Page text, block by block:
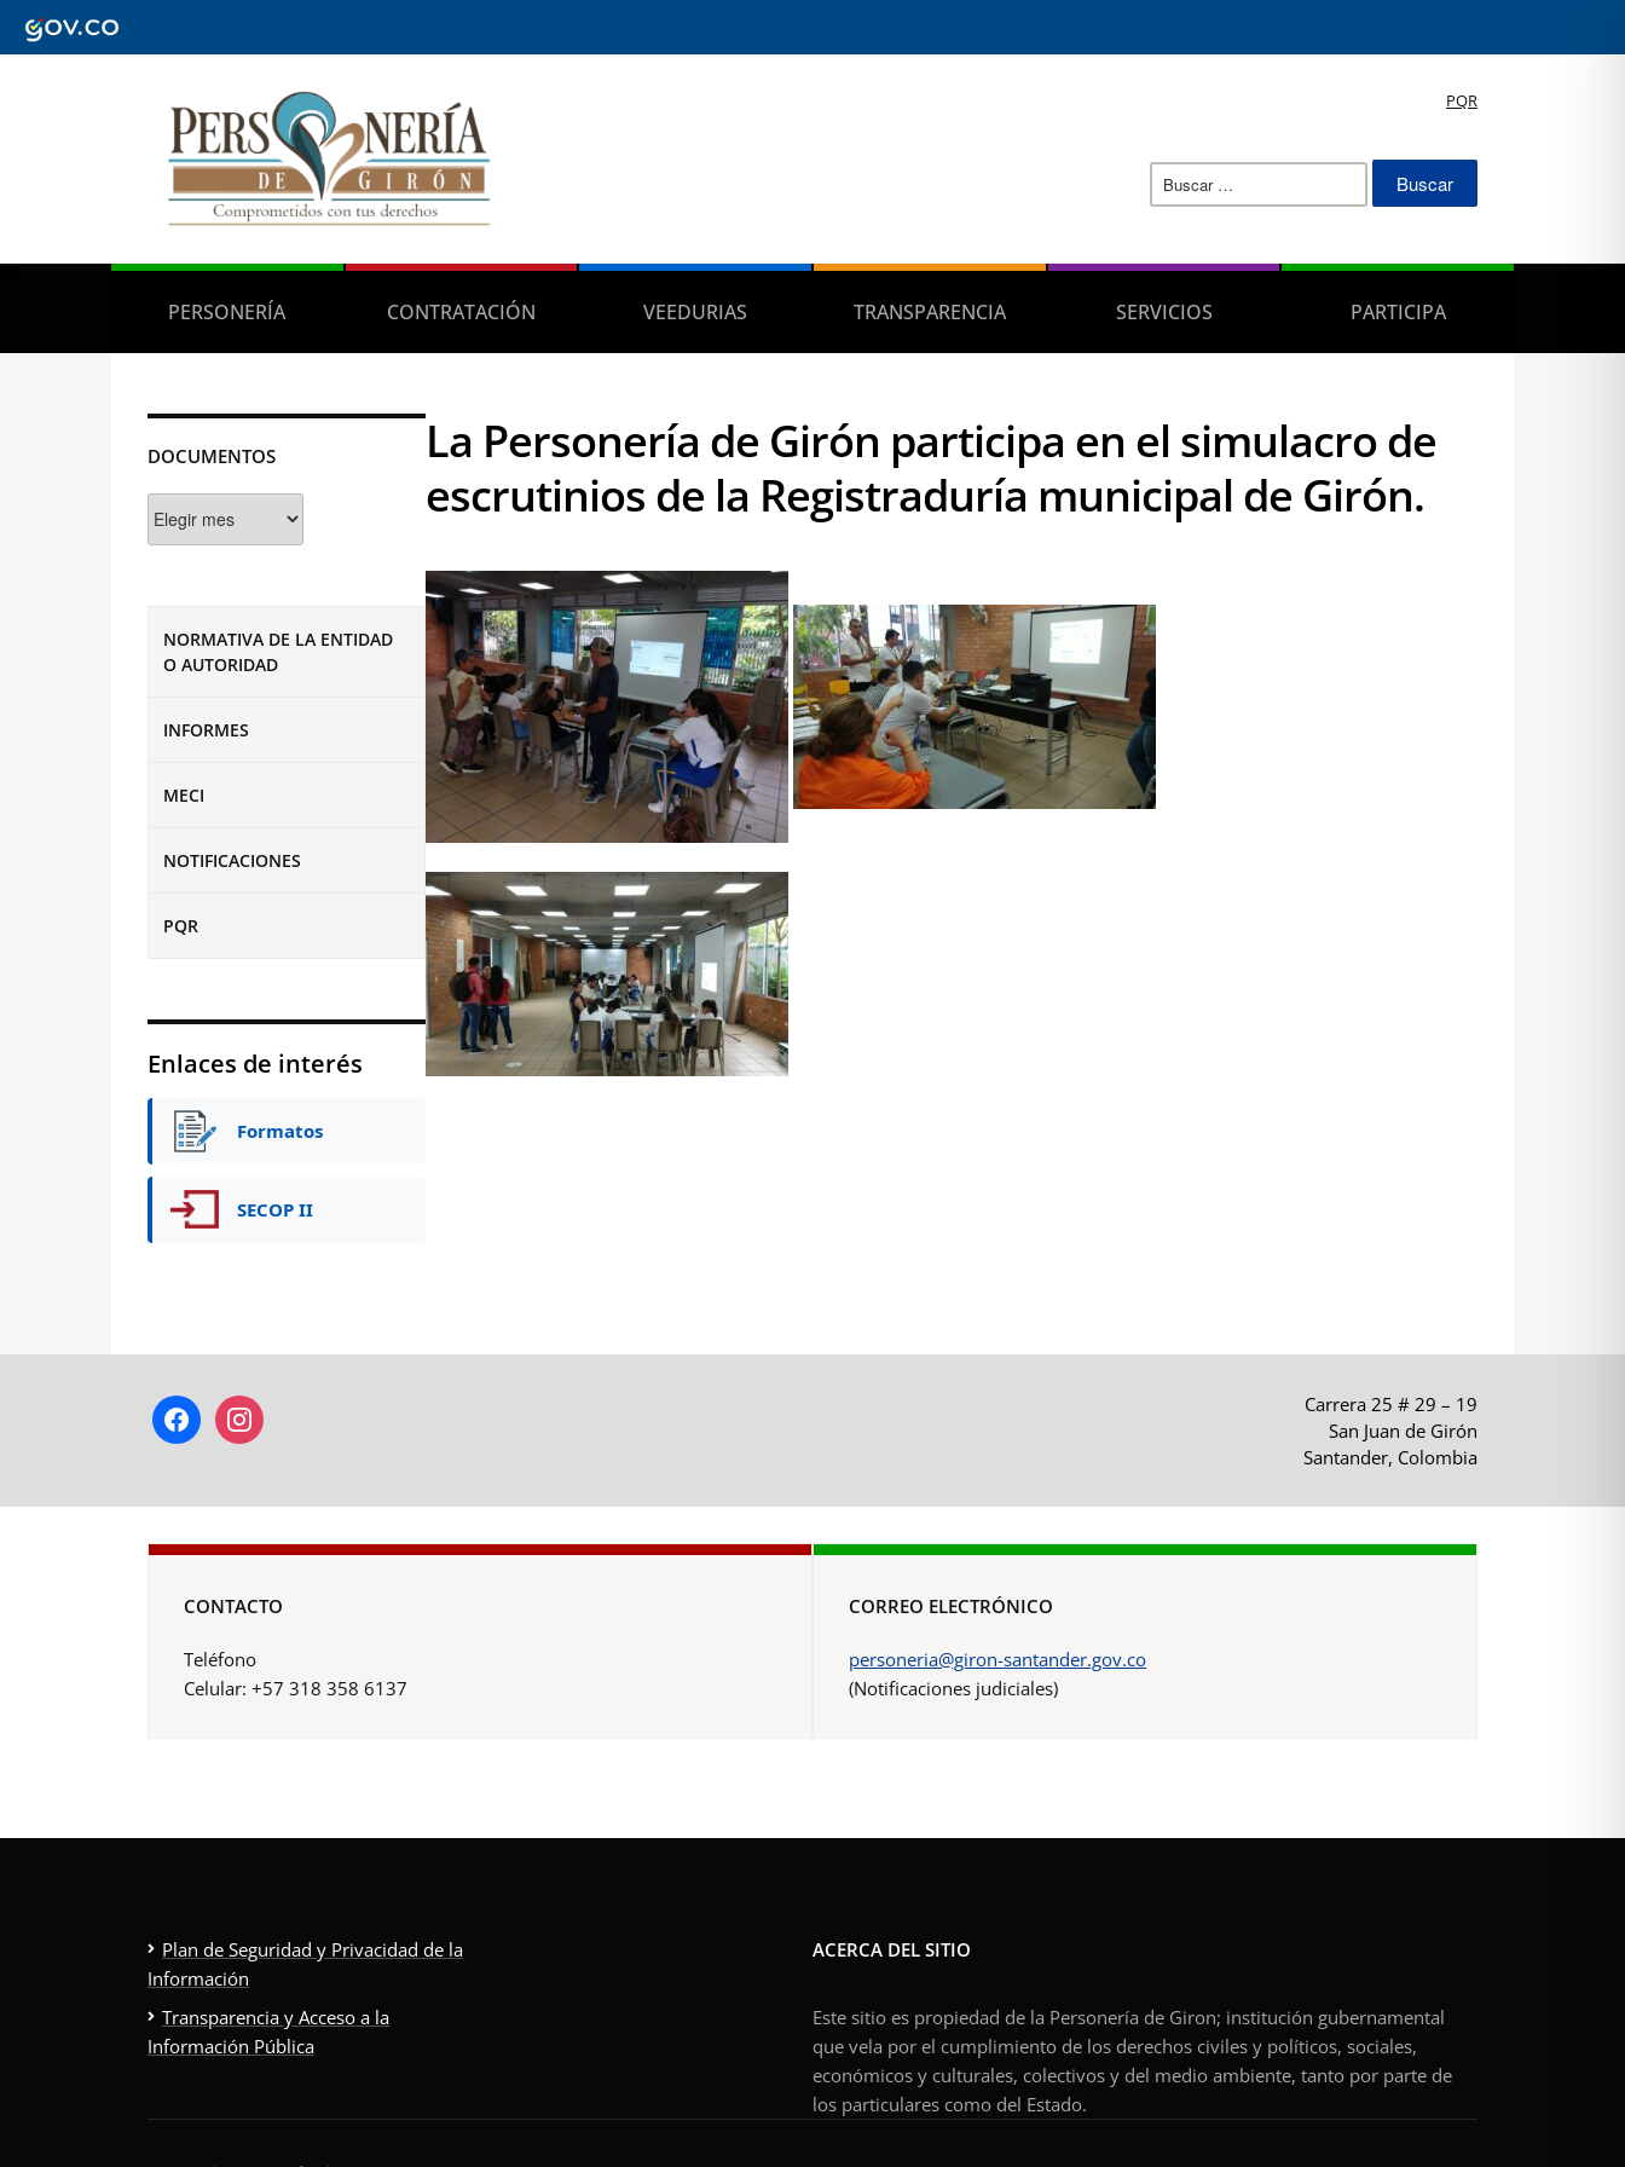
PQR
Buscar:
PERSONERÍA CONTRATACIÓN VEEDURIAS TRANSPARENCIA SERVICIOS PARTICIPA
DOCUMENTOS
NORMATIVA DE LA ENTIDAD
O AUTORIDAD
INFORMES
MECI
NOTIFICACIONES
PQR
Enlaces de interés
Formatos
SECOP II
La Personería de Girón participa en el simulacro de
escrutinios de la Registraduría municipal de Girón.
facebookinstagram
Carrera 25 # 29 – 19
San Juan de Girón
Santander, Colombia
CONTACTO
Teléfono
Celular: +57 318 358 6137
CORREO ELECTRÓNICO
personeria@giron-santander.gov.co
(Notificaciones judiciales)
Plan de Seguridad y Privacidad de la
Información
Transparencia y Acceso a la
Información Pública
ACERCA DEL SITIO
Este sitio es propiedad de la Personería de Giron; institución gubernamental
que vela por el cumplimiento de los derechos civiles y políticos, sociales,
económicos y culturales, colectivos y del medio ambiente, tanto por parte de
los particulares como del Estado.